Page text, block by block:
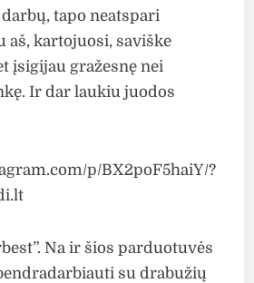
tapo neatspari
aš, kartojuosi, saviške
įsigijau gražesnę nei
Ir dar laukiu juodos
p/BX2poF5haiY/?
Na ir šios parduotuvės
su drabužių